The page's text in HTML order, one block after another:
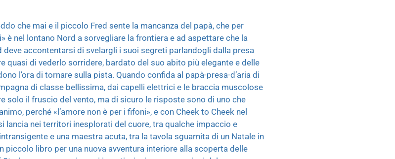
che mai e il piccolo Fred sente la mancanza del papà, che per
è nel lontano Nord a sorvegliare la frontiera e ad aspettare che la
deve accontentarsi di svelargli i suoi segreti parlandogli dalla presa
quasi di vederlo sorridere, bardato del suo abito più elegante e delle
l’ora di tornare sulla pista. Quando confida al papà-presa-d’aria di
di classe bellissima, dai capelli elettrici e le braccia muscolose
solo il fruscio del vento, ma di sicuro le risposte sono di uno che
perché «l’amore non è per i fifoni», e con Cheek to Cheek nel
lancia nei territori inesplorati del cuore, tra qualche impaccio e
e una maestra acuta, tra la tavola sguarnita di un Natale in
piccolo libro per una nuova avventura interiore alla scoperta delle